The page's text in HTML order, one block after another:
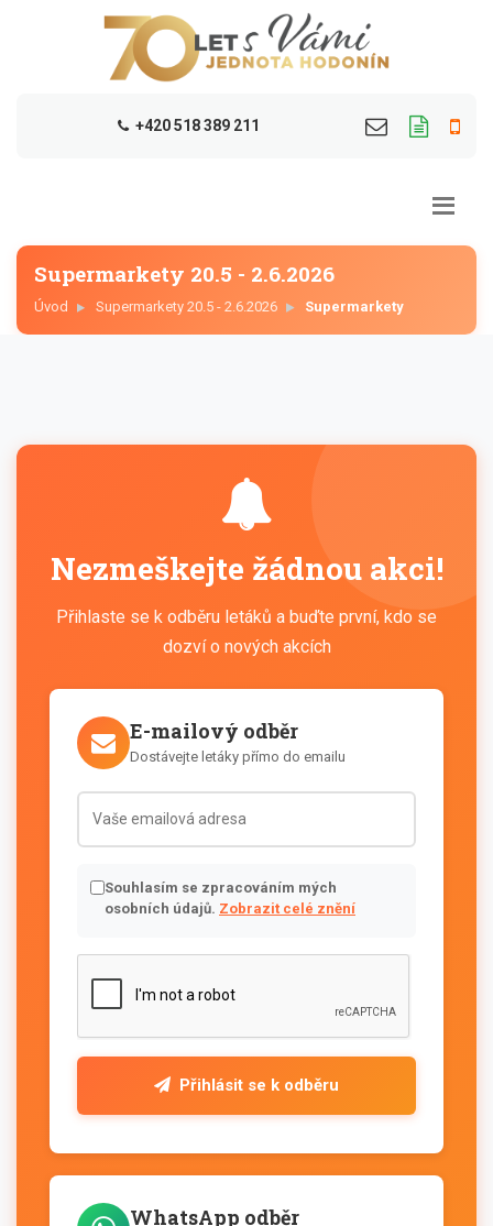
+420 518 389 211
Supermarkety 20.5 - 2.6.2026
Úvod Supermarkety 20.5 - 2.6.2026 Supermarkety
Nezmeškejte žádnou akci!
Přihlaste se k odběru letáků a buďte první, kdo se
dozví o nových akcích
E-mailový odběr
Dostávejte letáky přímo do emailu
Souhlasím se zpracováním mých
osobních údajů. Zobrazit celé znění
Přihlásit se k odběru
WhatsApp odběr